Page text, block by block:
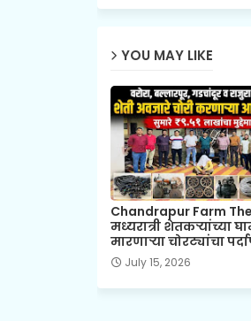
YOU MAY LIKE
Chandrapur Farm
मध्यरात्री शेतकऱ्यांच्या
मारणाऱ्या चोरट्यांचा
July 15, 2026